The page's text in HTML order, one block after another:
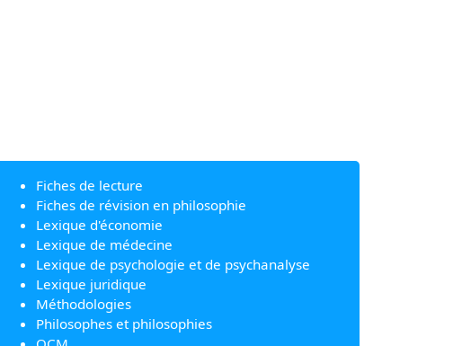
Fiches de lecture
Fiches de révision en philosophie
Lexique d'économie
Lexique de médecine
Lexique de psychologie et de psychanalyse
Lexique juridique
Méthodologies
Philosophes et philosophies